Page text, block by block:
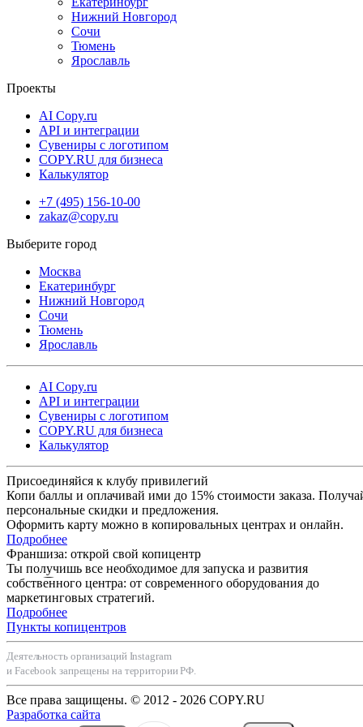
Нижний Новгород
Сочи
Тюмень
Ярославль
Проекты
AI Copy.ru
API и интеграции
Сувениры с логотипом
COPY.RU для бизнеса
Калькулятор
+7 (495) 156-10-00
zakaz@copy.ru
Москва
Екатеринбург
Нижний Новгород
Сочи
Тюмень
Ярославль
AI Copy.ru
API и интеграции
Сувениры с логотипом
COPY.RU для бизнеса
Калькулятор
Присоединяйся к клубу привилегий
Копи баллы и оплачивай ими до 15% стоимости заказа.
персональные скидки и предложения.
Оформить карту можно в копировальных центрах и онлайн.
Подробнее
Франшиза: открой свой копицентр
Ты получишь все необходимое для запуска и развития
собственного центра: от современного оборудования до
маркетинговых стратегий.
Подробнее
Пункты копицентров
Деятельность организаций Instagram
и Facebook запрещены на территории РФ.
Все права защищены. © 2012 - 2026 COPY.RU
Разработка сайта